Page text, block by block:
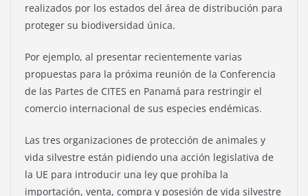
realizados por los estados del área de distribución para
proteger su biodiversidad única.
Por ejemplo, al presentar recientemente varias
propuestas para la próxima reunión de la Conferencia
de las Partes de CITES en Panamá para restringir el
comercio internacional de sus especies endémicas.
Las tres organizaciones de protección de animales y
vida silvestre están pidiendo una acción legislativa de
la UE para introducir una ley que prohíba la
importación, venta, compra y posesión de vida silvestre